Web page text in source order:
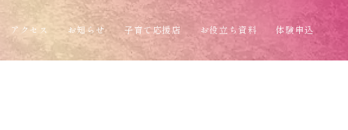
アクセス お知らせ 子育て応援店 お役立ち資料 体験申込